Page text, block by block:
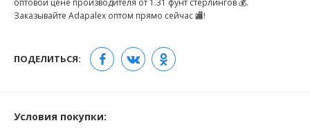
оптовой цене производителя от 1.31 фунт стерлингов 💰.
Заказывайте Adapalex оптом прямо сейчас 🏬!
ПОДЕЛИТЬСЯ:
Условия покупки: